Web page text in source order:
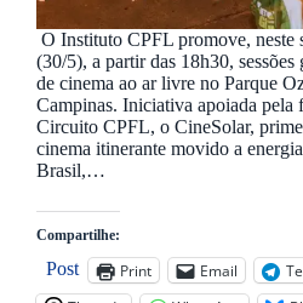
O Instituto CPFL promove, neste
(30/5), a partir das 18h30, sessões
de cinema ao ar livre no Parque
Campinas. Iniciativa apoiada pela
Circuito CPFL, o CineSolar,
cinema itinerante movido a
Brasil,…
Compartilhe:
Post Print Email